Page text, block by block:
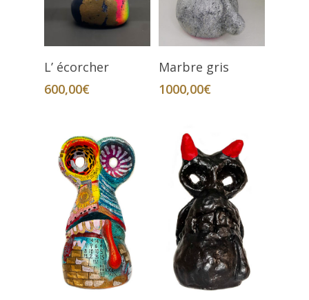
Ajouter Au Panier
L’ écorcher
600,00€
Lire La Suite
Marbre gris
1000,00€